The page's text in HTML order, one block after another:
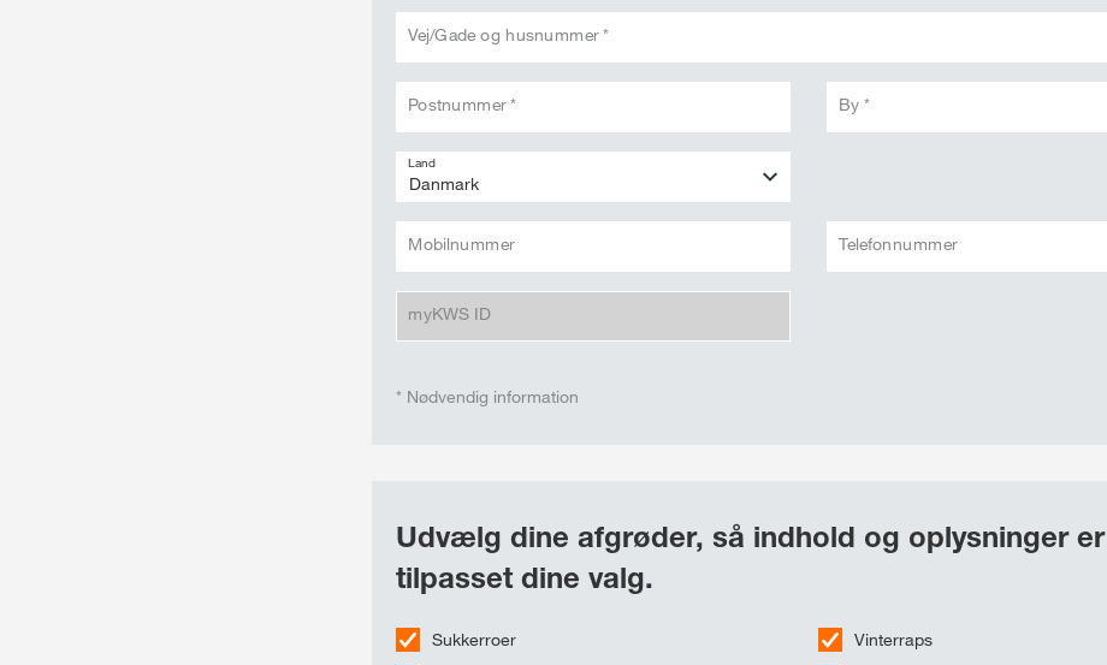
Vej/Gade og husnummer *
Postnummer * By *
Land
Mobilnummer Telefonnummer
myKWS ID
* Nødvendig information
Udvælg dine afgrøder, så indhold og oplysninger er
tilpasset dine valg.
Sukkerroer
Vinterraps